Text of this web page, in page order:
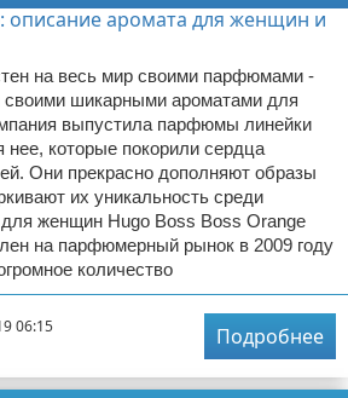
на весь мир своими парфюмами -
своими шикарными ароматами для
выпустила парфюмы линейки
нее, которые покорили сердца
Они прекрасно дополняют образы
их уникальность среди
женщин Hugo Boss Boss Orange
на парфюмерный рынок в 2009 году
количество
06:15
Подробнее